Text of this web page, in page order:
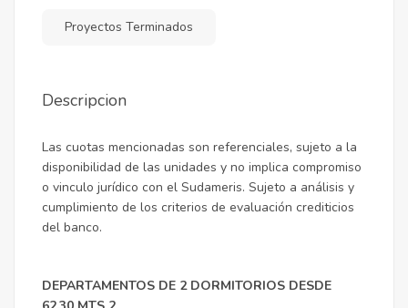
Proyectos Terminados
Descripcion
Las cuotas mencionadas son referenciales, sujeto a la
disponibilidad de las unidades y no implica compromiso
o vinculo jurídico con el Sudameris. Sujeto a análisis y
cumplimiento de los criterios de evaluación crediticios
del banco.
DEPARTAMENTOS DE 2 DORMITORIOS DESDE